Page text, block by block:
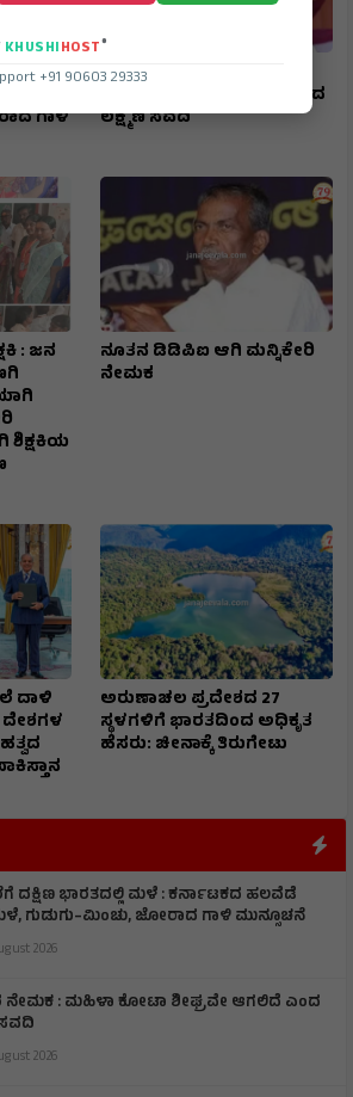
ಮಳೆ
ಮಳೆ,
ಗಾಳಿ
ಸಚಿವರ ನೇಮಕ : ಮಹಿಳಾ
ಕೋಟಾ ಶೀಘ್ರವೇ ಆಗಲಿದೆ ಎಂದ
ಲಕ್ಷ್ಮಣ ಸವದಿ
: ಜನ
ಶಿಕ್ಷಕಿಯ
ನೂತನ ಡಿಡಿಪಿಐ ಆಗಿ ಮನ್ನಿಕೇರಿ
ನೇಮಕ
ದಾಳಿ
ಅರುಣಾಚಲ ಪ್ರದೇಶದ 27
ಸ್ಥಳಗಳಿಗೆ ಭಾರತದಿಂದ ಅಧಿಕೃತ
ಹೆಸರು: ಚೀನಾಕ್ಕೆ ತಿರುಗೇಟು
ದಕ್ಷಿಣ ಭಾರತದಲ್ಲಿ ಮಳೆ : ಕರ್ನಾಟಕದ ಹಲವೆಡೆ
ಗುಡುಗು–ಮಿಂಚು, ಜೋರಾದ ಗಾಳಿ ಮುನ್ಸೂಚನೆ
2026
: ಮಹಿಳಾ ಕೋಟಾ ಶೀಘ್ರವೇ ಆಗಲಿದೆ ಎಂದ
ಸವದಿ
2026
KHUSHIHOST®
+91 90603 29333